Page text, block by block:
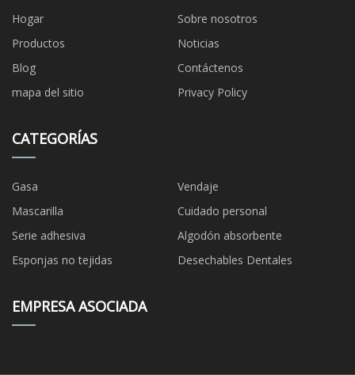
Hogar
Sobre nosotros
Productos
Noticias
Blog
Contáctenos
mapa del sitio
Privacy Policy
CATEGORÍAS
Gasa
Vendaje
Mascarilla
Cuidado personal
Serie adhesiva
Algodón absorbente
Esponjas no tejidas
Desechables Dentales
EMPRESA ASOCIADA